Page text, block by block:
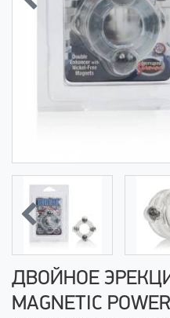
ДВОЙНОЕ
MAGNETIC